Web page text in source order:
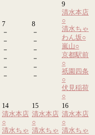
7
－
－
－
－
－
－
8
－
－
－
－
－
－
9
清水本店
○
清水ちゃ
わん坂○
嵐山○
京都駅前
○
祇園四条
○
伏見稲荷
○
14
清水本店
○
清水ちゃ
15
清水本店
○
清水ちゃ
16
清水本店
○
清水ちゃ